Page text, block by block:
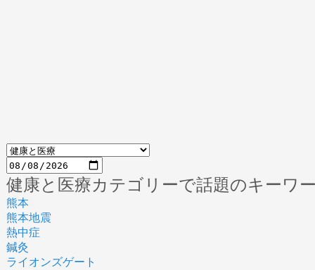
健康と医療カテゴリーで話題のキーワ
熊本
熊本地震
熱中症
鍼灸
ライオンズゲート